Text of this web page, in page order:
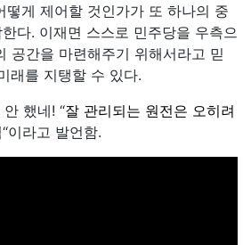
떻게 제어할 것인가가 또 하나의 중
다. 이재면 스스로 민주당을 우측으
공간을 마련해주기 위해서라고 믿
래를 지탱할 수 있다.
했네! “잘 관리되는 원전은 오히려
“이라고 발언함.